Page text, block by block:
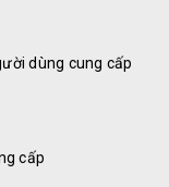
dùng cung cấp
cấp